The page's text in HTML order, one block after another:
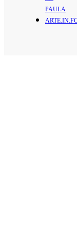
PAULA